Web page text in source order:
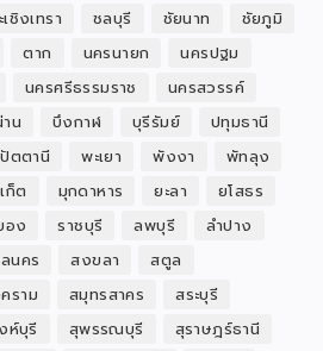
เชิงเทรา ชลบุรี ชัยนาท
ชัยภูมิ
ตาก นครนายก
นครปฐม
นครศรีธรรมราช
นครสวรรค์
น บึงกาฬ บุรีรัมย์
ปทุมธานี
ปัตตานี พะเยา พังงา
พัทลุง
ก็ต มุกดาหาร ยะลา
ยโสธร
อง ราชบุรี ลพบุรี
ลำปาง
นคร สงขลา
สตูล
ราม สมุทรสาคร
สระบุรี
ห์บุรี สุพรรณบุรี
สุราษฎร์ธานี